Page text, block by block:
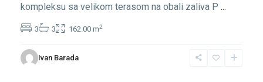
kompleksu sa velikom terasom na obali zaliva P ...
3 3 162.00 m2
Ivan Barada